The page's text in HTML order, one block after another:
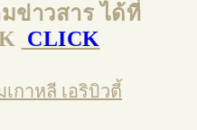
ข่าวสาร ได้ที่
CLICK